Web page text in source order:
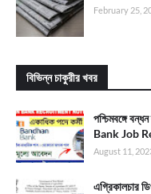
February 25,
বিভিন্ন চাকুরীর খবর
পশ্চিমবঙ্গে
Bank Job
August 11,
এগ্রিকালচার